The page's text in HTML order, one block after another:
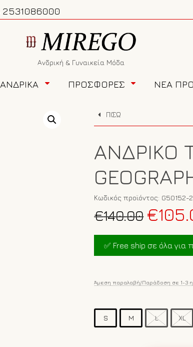
2531086000
Ανδρική & Γυναικεία Μόδα
ΑΝΔΡΙΚΑ ΠΡΟΣΦΟΡΕΣ ΝΕΑ
ΠΙΣΩ
ΑΝΔΡΙΚΌ
Κωδικός προϊόντος: G50152-2
€140.00 Original
price
was:
€140.00.
€
✅ Free ship σε όλα για
Άμεση παραλαβή/Παράδοση σε 1-3
S M L XL